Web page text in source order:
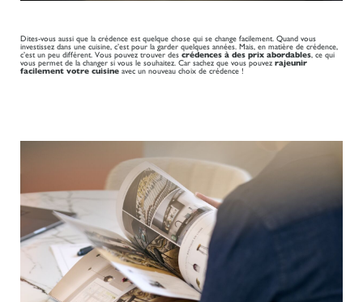
Dites-vous aussi que la crédence est quelque chose qui se change facilement. Quand vous
investissez dans une cuisine, c’est pour la garder quelques années. Mais, en matière de crédence,
c’est un peu différent. Vous pouvez trouver des crédences à des prix abordables, ce qui
vous permet de la changer si vous le souhaitez. Car sachez que vous pouvez rajeunir
facilement votre cuisine avec un nouveau choix de crédence !